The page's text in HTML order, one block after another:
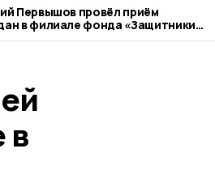
Первышов провёл приём
в филиале фонда «Защитники
в